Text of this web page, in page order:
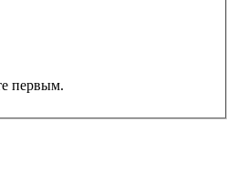
первым.